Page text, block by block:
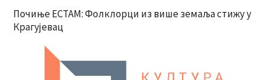
Почиње ЕСТАМ: Фолклорци из више земаља стижу у
Крагујевац